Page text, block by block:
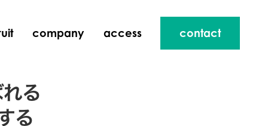
company access contact
る
る